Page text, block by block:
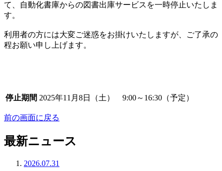
て、自動化書庫からの図書出庫サービスを一時停止いたしま
す。
利用者の方には大変ご迷惑をお掛けいたしますが、ご了承の
程お願い申し上げます。
停止期間 2025年11月8日（土） 9:00～16:30（予定）
前の画面に戻る
最新ニュース
2026.07.31